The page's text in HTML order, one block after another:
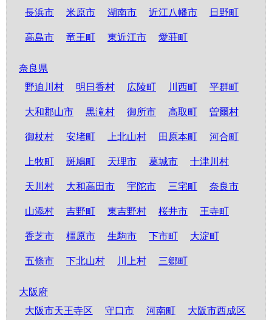
長浜市 米原市 湖南市 近江八幡市 日野町
高島市 竜王町 東近江市 愛荘町
奈良県
野迫川村
明日香村 広陵町 川西町 平群町
大和郡山市 黒滝村 御所市 高取町 曽爾村
御杖村 安堵町 上北山村 田原本町 河合町
上牧町 斑鳩町 天理市 葛城市 十津川村
天川村 大和高田市 宇陀市 三宅町 奈良市
山添村 吉野町 東吉野村 桜井市 王寺町
香芝市 橿原市 生駒市 下市町 大淀町
五條市 下北山村 川上村 三郷町
大阪府
大阪市天王寺区
守口市 河南町 大阪市西成区